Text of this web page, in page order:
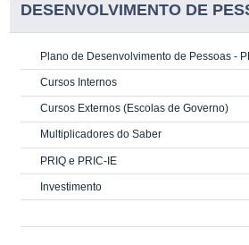
DESENVOLVIMENTO DE
Plano de Desenvolvimento de Pessoas -
Cursos Internos
Cursos Externos (Escolas de Governo)
Multiplicadores do Saber
PRIQ e PRIC-IE
Investimento